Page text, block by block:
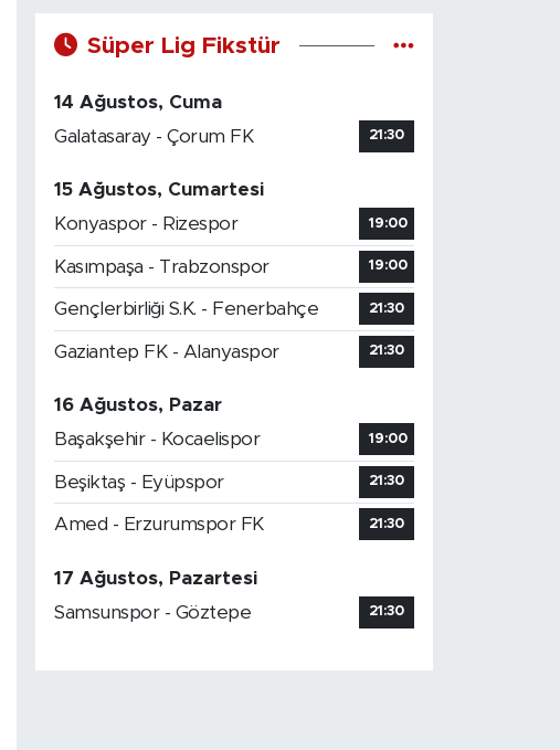
Süper Lig Fikstür
14 Ağustos, Cuma
Galatasaray - Çorum FK
21:30
15 Ağustos, Cumartesi
Konyaspor - Rizespor
19:00
Kasımpaşa - Trabzonspor 19:00
Gençlerbirliği S.K. - Fenerbahçe 21:30
Gaziantep FK - Alanyaspor 21:30
16 Ağustos, Pazar
Başakşehir - Kocaelispor
19:00
Beşiktaş - Eyüpspor 21:30
Amed - Erzurumspor FK 21:30
17 Ağustos, Pazartesi
Samsunspor - Göztepe
21:30